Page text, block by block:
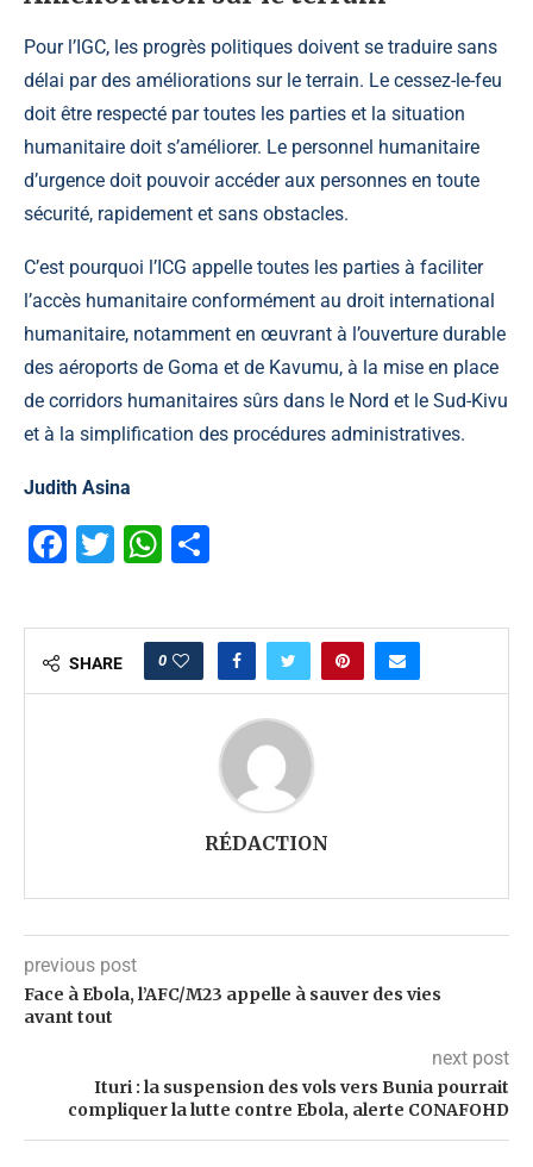
Pour l’IGC, les progrès politiques doivent se traduire sans
délai par des améliorations sur le terrain. Le cessez-le-feu
doit être respecté par toutes les parties et la situation
humanitaire doit s’améliorer. Le personnel humanitaire
d’urgence doit pouvoir accéder aux personnes en toute
sécurité, rapidement et sans obstacles.
C’est pourquoi l’ICG appelle toutes les parties à faciliter
l’accès humanitaire conformément au droit international
humanitaire, notamment en œuvrant à l’ouverture durable
des aéroports de Goma et de Kavumu, à la mise en place
de corridors humanitaires sûrs dans le Nord et le Sud-Kivu
et à la simplification des procédures administratives.
Judith Asina
Facebook
TwitterWhatsApp
SHARE 0
RÉDACTION
previous post
Face à Ebola, l’AFC/M23 appelle à sauver des vies
avant tout
next post
Ituri : la suspension des vols vers Bunia pourrait
compliquer la lutte contre Ebola, alerte CONAFOHD